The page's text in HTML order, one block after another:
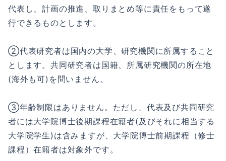
代表し、計画の推進、取りまとめ等に責任をもって遂
行できるものとします。
②代表研究者は国内の大学、研究機関に所属すること
とします。共同研究者は国籍、所属研究機関の所在地
(海外も可)を問いません。
③年齢制限はありません。ただし、代表及び共同研究
者には大学院博士後期課程在籍者(及びそれに相当する
大学院学生)は含みますが、大学院博士前期課程（修士
課程）在籍者は対象外です。